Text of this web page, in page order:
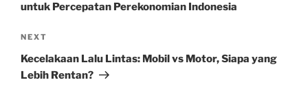
untuk Percepatan Perekonomian Indonesia
Next
Post
NEXT
Kecelakaan Lalu Lintas: Mobil vs Motor, Siapa yang
Lebih Rentan?